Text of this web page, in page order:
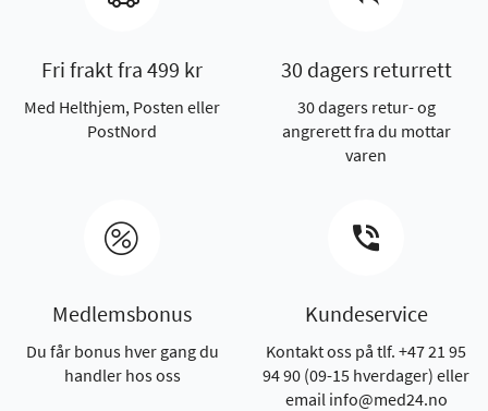
Fri frakt fra 499 kr
Med Helthjem, Posten eller
PostNord
30 dagers returrett
30 dagers retur- og
angrerett fra du mottar
varen
Medlemsbonus
Du får bonus hver gang du
handler hos oss
Kundeservice
Kontakt oss på tlf. +47 21 95
94 90 (09-15 hverdager) eller
email info@med24.no